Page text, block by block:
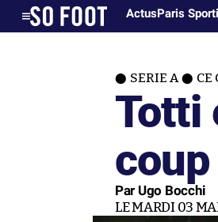
ActusParis
SERIE A CE
Totti
Par Ugo Bocchi
LE MARDI 03